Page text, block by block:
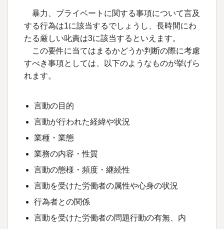
暴力、プライベートに関する事項について言及
する行為は1に該当するでしょうし、長時間にわ
たる厳しい叱責は3に該当するといえます。
この要件に当てはまるかどうか判断の際に考慮
すべき事項としては、以下のようなものが挙げら
れます。
言動の目的
言動が行われた経緯や状況
業種・業態
業務の内容・性質
言動の態様・頻度・継続性
言動を受けた労働者の属性や心身の状況
行為者との関係
言動を受けた労働者の問題行動の有無、内